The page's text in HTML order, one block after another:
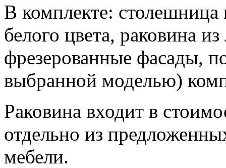
В комплекте: столешница
белого цвета, раковина
фрезерованные фасады,
выбранной моделью)
Раковина входит в
отдельно из
мебели.